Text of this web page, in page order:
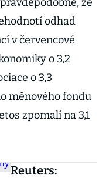
odhad
v červencové
o 3,2
o 3,3
měnového fondu
zpomalí na 3,1
Reuters: